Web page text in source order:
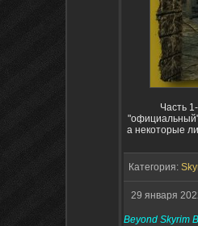
Часть
а некоторые
Категория:
29 января
Beyond Skyrim